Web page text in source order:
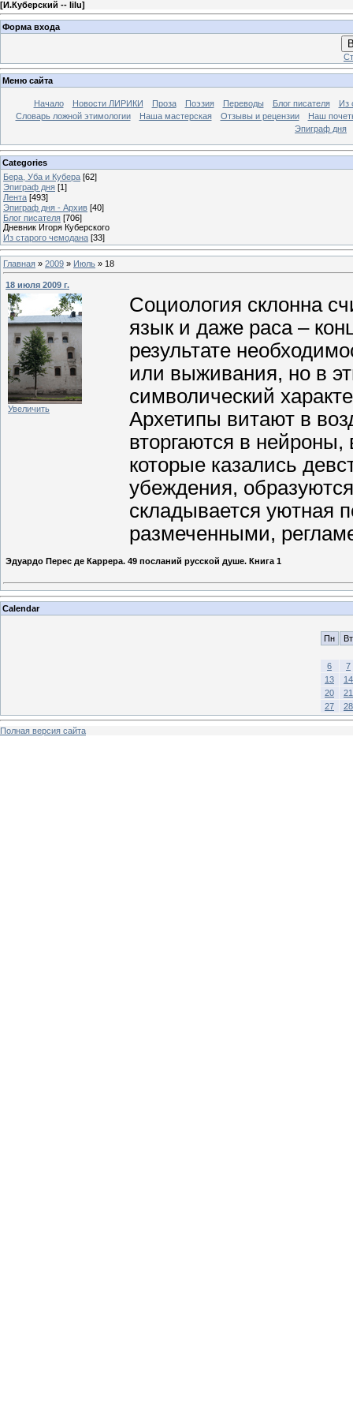
[И.Куберский -- lilu]
Форма входа
Меню сайта
Начало Новости ЛИРИКИ Проза Поэзия Переводы Блог писателя
Из
Словарь ложной этимологии
Наша мастерская Отзывы и рецензии
Наш
Эпиграф дня
Categories
Бера, Уба и Кубера [62]
Эпиграф дня [1]
Лента [493]
Эпиграф дня - Архив [40]
Блог писателя [706]
Дневник Игоря Куберского
Из старого чемодана [33]
Главная » 2009 » Июль » 18
18 июля 2009 г.
Увеличить
Социология склонна
язык и даже раса –
результате
или выживания, но в
символический
Архетипы витают в
вторгаются в
которые казались
убеждения,
складывается уютная
размеченными,
Эдуардо Перес де Каррера. 49 посланий русской душе. Книга 1
Calendar
Пн Вт
6
7
13
14
20
21
27
28
Полная версия сайта